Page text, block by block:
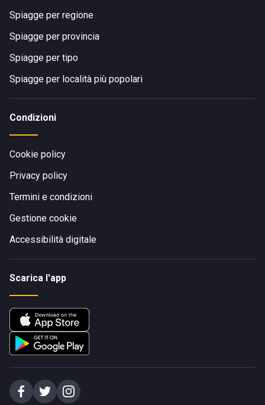
Spiagge per regione
Spiagge per provincia
Spiagge per tipo
Spiagge per località più popolari
Condizioni
Cookie policy
Privacy policy
Termini e condizioni
Gestione cookie
Accessibilità digitale
Scarica l'app